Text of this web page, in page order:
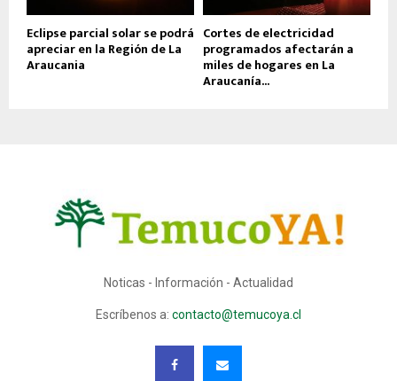
Eclipse parcial solar se podrá
apreciar en la Región de La
Araucania
Cortes de electricidad
programados afectarán a
miles de hogares en La
Araucanía...
Noticas - Información - Actualidad
Escríbenos a: contacto@temucoya.cl